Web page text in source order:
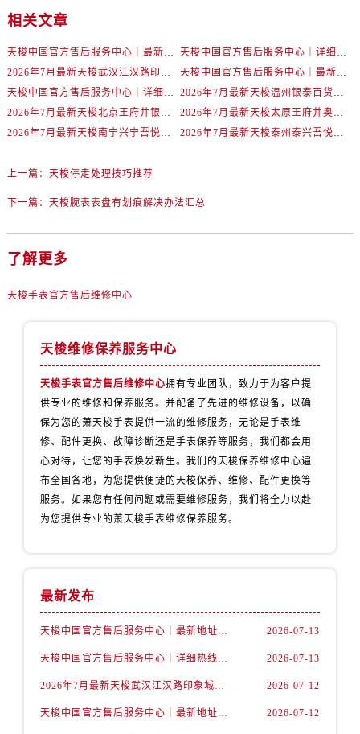
辽宁省阜新市海州区解放大街售后服务中心（需提前预约）
辽宁省葫芦岛市连山区中央路售后服务中心（需提前预约）
辽宁省锦州市古塔区中央大街售后服务中心（需提前预约）
辽宁省辽阳市白塔区新运大街售后服务中心（需提前预约）
辽宁省沈阳市沈河区中街路83号亨得利名表维修授权店1楼售后服务中心（需提前预约）
内蒙古自治区阿拉善盟市左旗土尔扈特大街售后服务中心（需提前预约）
内蒙古自治区包头市青山区幸福路甲3号王府井百货名表维修售后服务中心（需提前预约）
山西省大同市平城区迎宾街售后服务中心（需提前预约）
相关文章
天梭中国官方售后服务中心｜最新地址与24小时服务电话权威信息通告（2026年7月最新）
天梭中国官方售后服务中心｜详细热线电话及全部网点地址权威信息通知（2026年7月最新）
2026年7月最新天梭武汉江汉路印象城维修保养服务电话
天梭中国官方售后服务中心｜最新地址及官方客服热线权威信息通告（2026年7月最新）
天梭中国官方售后服务中心｜详细地址与售后热线权威信息通知（2026年7月最新）
2026年7月最新天梭温州银泰百货瓯海店维修保养服务电话
2026年7月最新天梭北京王府井银泰in88维修保养服务电话
2026年7月最新天梭太原王府井奥莱·晋阳里维修保养服务电话
2026年7月最新天梭南宁兴宁吾悦广场维修保养服务电话
2026年7月最新天梭泰州泰兴吾悦广场维修保养服务电话
上一篇： 天梭停走处理技巧推荐
下一篇： 天梭腕表表盘有划痕解决办法汇总
了解更多
天梭手表官方售后维修中心
天梭维修保养服务中心
天梭手表官方售后维修中心拥有专业团队，致力于为客户提
供专业的维修和保养服务。并配备了先进的维修设备，以确
保为您的萧天梭手表提供一流的维修服务，无论是手表维
修、配件更换、故障诊断还是手表保养等服务，我们都会用
心对待，让您的手表焕发新生。我们的天梭保养维修中心遍
布全国各地，为您提供便捷的天梭保养、维修、配件更换等
服务。如果您有任何问题或需要维修服务，我们将全力以赴
为您提供专业的萧天梭手表维修保养服务。
最新发布
天梭中国官方售后服务中心｜最新地址与24小时服务电话权威信息通告（2026年7月最新） 2026-07-13
天梭中国官方售后服务中心｜详细热线电话及全部网点地址权威信息通知（2026年7月最新） 2026-07-13
2026年7月最新天梭武汉江汉路印象城维修保养服务电话 2026-07-12
天梭中国官方售后服务中心｜最新地址及官方客服热线权威信息通告（2026年7月最新） 2026-07-12